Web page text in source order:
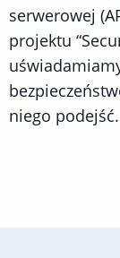
serwerowej
projektu
niego podejść.